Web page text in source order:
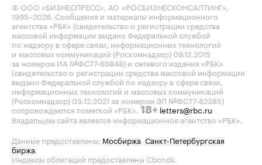
© ООО «БИЗНЕСПРЕСС», АО «РОСБИЗНЕСКОНСАЛТИНГ»,
1995–2026. Сообщения и материалы информационного
агентства «РБК» (свидетельство о регистрации средства
массовой информации выдано Федеральной службой
по надзору в сфере связи, информационных технологий
и массовых коммуникаций (Роскомнадзор) 09.12.2015
за номером ИА №ФС77-63848) и сетевого издания «РБК»
(свидетельство о регистрации средства массовой информации
выдано Федеральной службой по надзору в сфере связи,
информационных технологий и массовых коммуникаций
(Роскомнадзор) 03.12.2021 за номером ЭЛ №ФС77-82385)
сопровождаются пометкой «РБК». 18+ letters@rbc.ru
Владельцем сайта является информационное агентство «РБК».
Данные предоставлены: Мосбиржа, Санкт-Петербургская
биржа.
Индексы облигаций предоставлены Cbonds.